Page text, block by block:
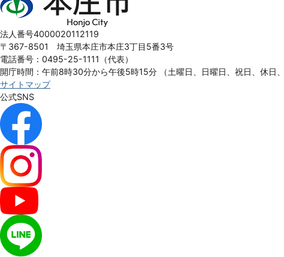
庄
Honjo
City
法人番号4000020112119
〒367-8501 埼玉県本庄市本庄3丁目5番3号
電話番号：0495-25-1111（代表）
開庁時間：午前8時30分から午後5時15分
（土曜日、日曜日、祝日、休日
サイトマップ
公式SNS